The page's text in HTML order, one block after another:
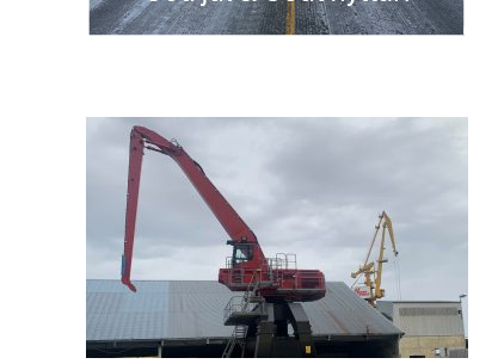
Ny MultiDocker til Muruvik Havn
Uncategorized